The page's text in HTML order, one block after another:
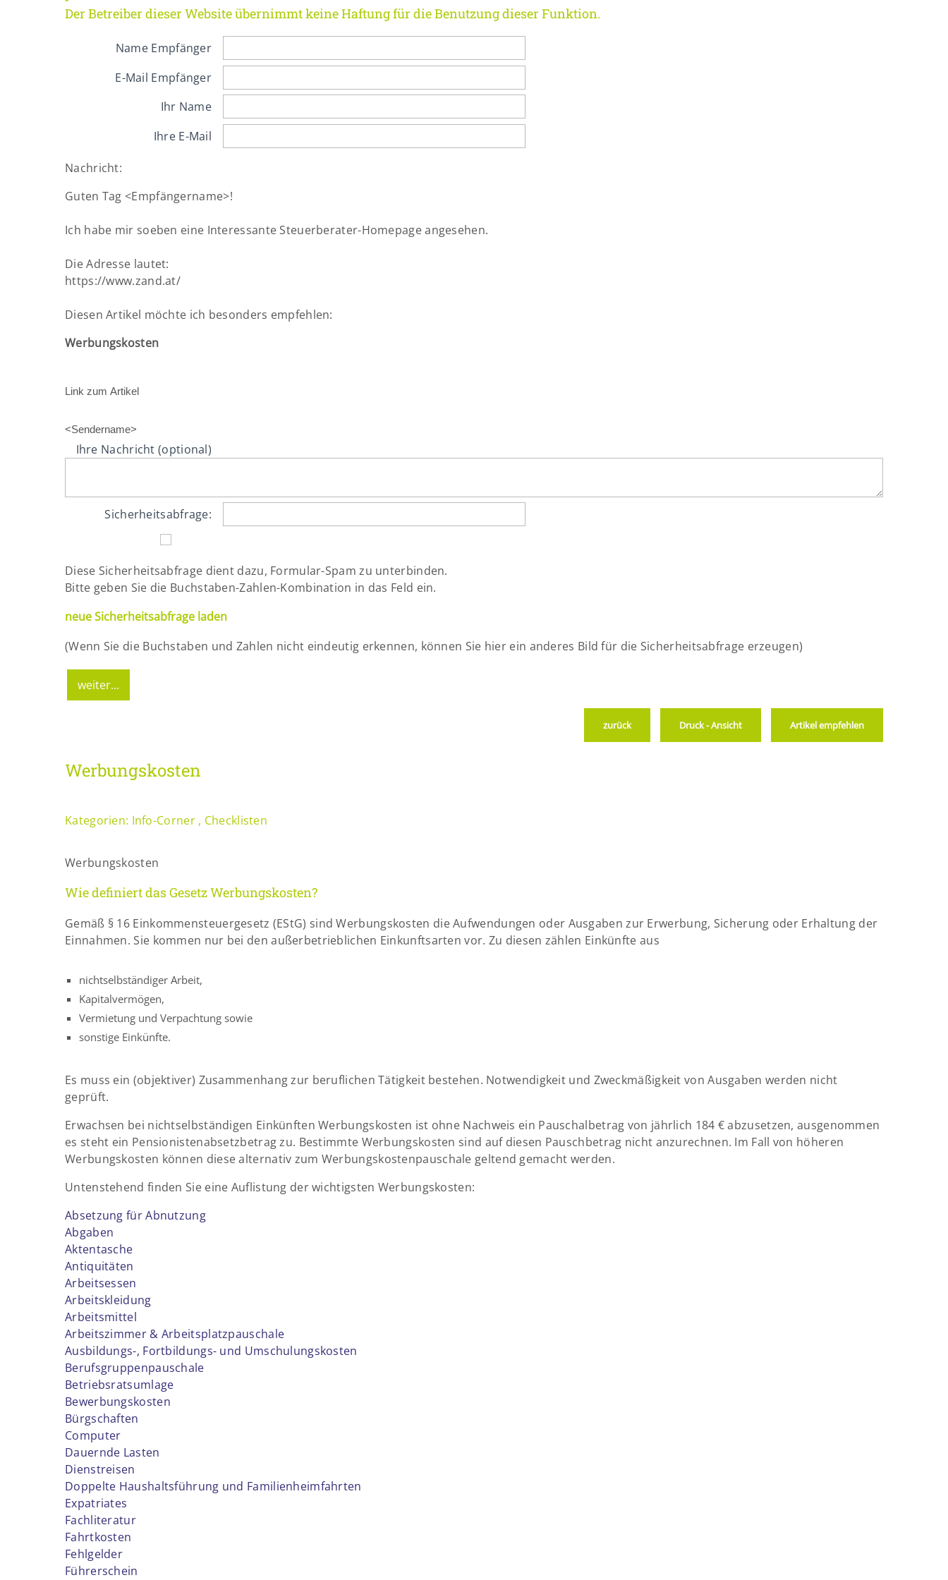
Der Betreiber dieser Website übernimmt keine Haftung für die Benutzung dieser Funktion.
Name Empfänger
E-Mail Empfänger
Ihr Name
Ihre E-Mail
Nachricht:
Guten Tag <Empfängername>!
Ich habe mir soeben eine Interessante Steuerberater-Homepage angesehen.
Die Adresse lautet:
https://www.zand.at/
Diesen Artikel möchte ich besonders empfehlen:
Werbungskosten
Link zum Artikel
<Sendername>
Ihre Nachricht (optional)
Sicherheitsabfrage:
Diese Sicherheitsabfrage dient dazu, Formular-Spam zu unterbinden.
Bitte geben Sie die Buchstaben-Zahlen-Kombination in das Feld ein.
neue Sicherheitsabfrage laden
(Wenn Sie die Buchstaben und Zahlen nicht eindeutig erkennen, können Sie hier ein anderes Bild für die Sicherheitsabfrage erzeugen)
zurück Druck - Ansicht Artikel empfehlen
Werbungskosten
Kategorien: Info-Corner , Checklisten
Werbungskosten
Wie definiert das Gesetz Werbungskosten?
Gemäß § 16 Einkommensteuergesetz (EStG) sind Werbungskosten die Aufwendungen oder Ausgaben zur Erwerbung, Sicherung oder Erhaltung der
Einnahmen. Sie kommen nur bei den außerbetrieblichen Einkunftsarten vor. Zu diesen zählen Einkünfte aus
nichtselbständiger Arbeit,
Kapitalvermögen,
Vermietung und Verpachtung sowie
sonstige Einkünfte.
Es muss ein (objektiver) Zusammenhang zur beruflichen Tätigkeit bestehen. Notwendigkeit und Zweckmäßigkeit von Ausgaben werden nicht
geprüft.
Erwachsen bei nichtselbständigen Einkünften Werbungskosten ist ohne Nachweis ein Pauschalbetrag von jährlich 184 € abzusetzen, ausgenommen
es steht ein Pensionistenabsetzbetrag zu. Bestimmte Werbungskosten sind auf diesen Pauschbetrag nicht anzurechnen. Im Fall von höheren
Werbungskosten können diese alternativ zum Werbungskostenpauschale geltend gemacht werden.
Untenstehend finden Sie eine Auflistung der wichtigsten Werbungskosten:
Absetzung für Abnutzung
Abgaben
Aktentasche
Antiquitäten
Arbeitsessen
Arbeitskleidung
Arbeitsmittel
Arbeitszimmer & Arbeitsplatzpauschale
Ausbildungs-, Fortbildungs- und Umschulungskosten
Berufsgruppenpauschale
Betriebsratsumlage
Bewerbungskosten
Bürgschaften
Computer
Dauernde Lasten
Dienstreisen
Doppelte Haushaltsführung und Familienheimfahrten
Expatriates
Fachliteratur
Fahrtkosten
Fehlgelder
Führerschein